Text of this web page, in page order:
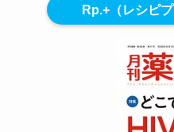
Rp.+（レシピ